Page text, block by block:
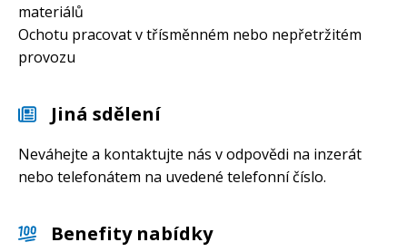
materiálů
Ochotu pracovat v třísměnném nebo nepřetržitém
provozu
Jiná sdělení
Neváhejte a kontaktujte nás v odpovědi na inzerát
nebo telefonátem na uvedené telefonní číslo.
Benefity nabídky